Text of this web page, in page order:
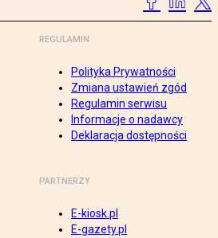
REGULAMIN
Polityka Prywatności
Zmiana ustawień zgód
Regulamin serwisu
Informacje o nadawcy
Deklaracja dostępności
PARTNERZY
E-kiosk.pl
E-gazety.pl